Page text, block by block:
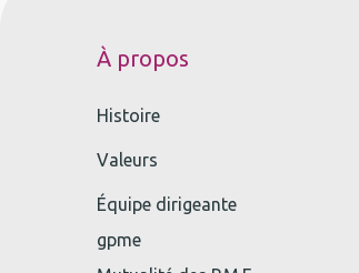
À propos
Histoire
Valeurs
Équipe dirigeante
gpme